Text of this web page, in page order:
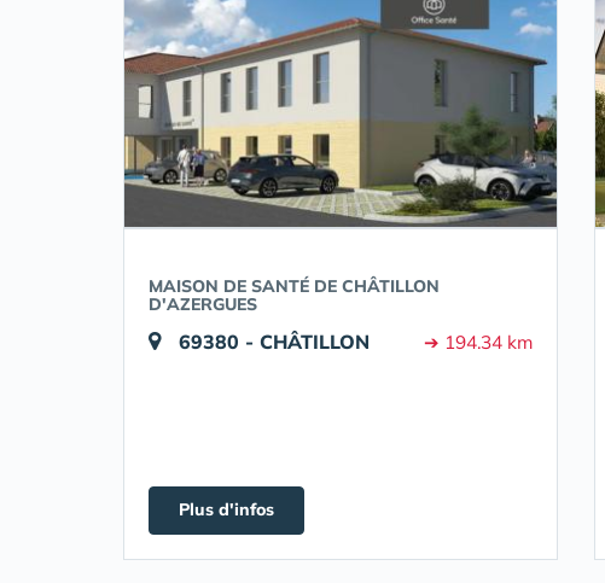
MAISON DE SANTÉ DE CHÂTILLON
D'AZERGUES
69380 - CHÂTILLON ➔ 194.34 km
Plus d'infos